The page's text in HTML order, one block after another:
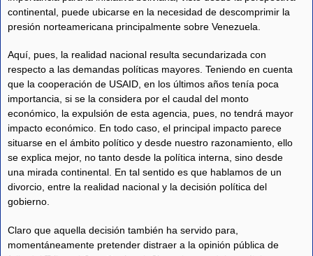
continental, puede ubicarse en la necesidad de descomprimir la
presión norteamericana principalmente sobre Venezuela.
Aquí, pues, la realidad nacional resulta secundarizada con
respecto a las demandas políticas mayores. Teniendo en cuenta
que la cooperación de USAID, en los últimos años tenía poca
importancia, si se la considera por el caudal del monto
económico, la expulsión de esta agencia, pues, no tendrá mayor
impacto económico. En todo caso, el principal impacto parece
situarse en el ámbito político y desde nuestro razonamiento, ello
se explica mejor, no tanto desde la política interna, sino desde
una mirada continental. En tal sentido es que hablamos de un
divorcio, entre la realidad nacional y la decisión política del
gobierno.
Claro que aquella decisión también ha servido para,
momentáneamente pretender distraer a la opinión pública de